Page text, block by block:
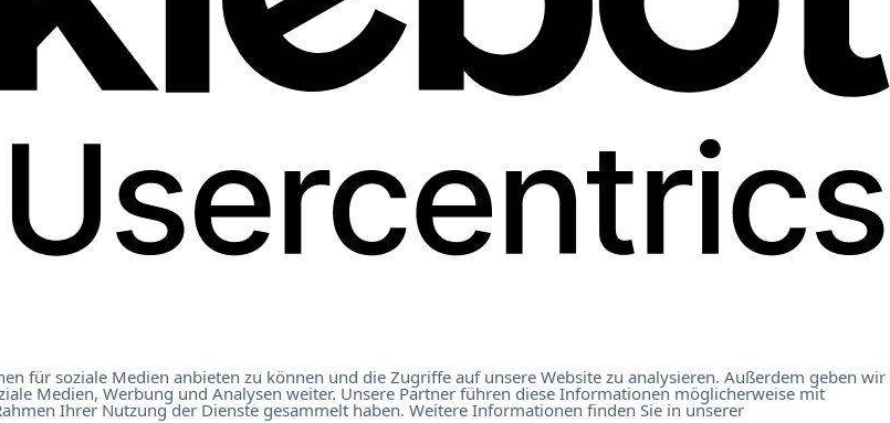
für soziale Medien anbieten zu können und die Zugriffe auf unsere Website zu analysieren. Außerdem geben wir
Medien, Werbung und Analysen weiter. Unsere Partner führen diese Informationen möglicherweise mit
Ihrer Nutzung der Dienste gesammelt haben. Weitere Informationen finden Sie in unserer